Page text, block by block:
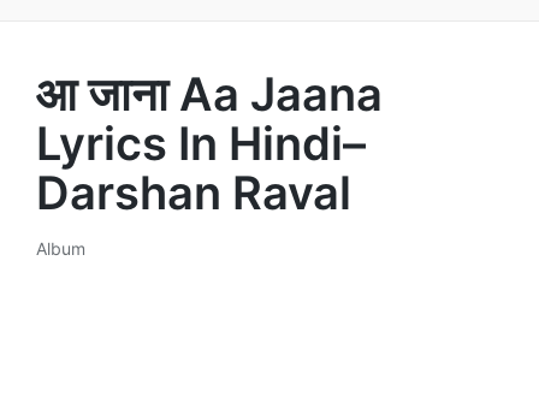
आ जाना Aa Jaana
Lyrics In Hindi–
Darshan Raval
Posted
Album